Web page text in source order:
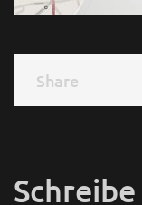
Share
Share